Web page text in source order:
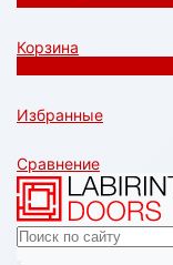
Корзина
Избранные
Сравнение